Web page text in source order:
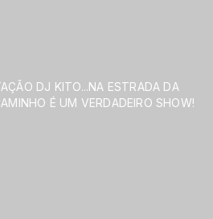
DJ KITO...NA ESTRADA DA
É UM VERDADEIRO SHOW!